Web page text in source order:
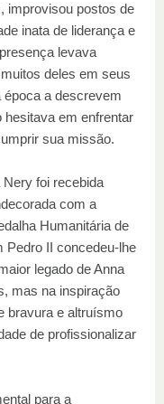
improvisou postos de
inata de liderança e
levava
deles em seus
época a descrevem
hesitava em enfrentar
sua missão.
foi recebida
com a
Humanitária de
Pedro II concedeu-lhe
legado de Anna
mas na inspiração
bravura e altruísmo
de profissionalizar
para a